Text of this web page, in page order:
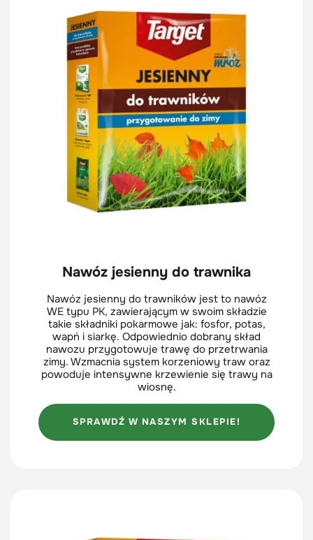
Nawóz jesienny do trawnika
Nawóz jesienny do trawników jest to nawóz
WE typu PK, zawierającym w swoim składzie
takie składniki pokarmowe jak: fosfor, potas,
wapń i siarkę. Odpowiednio dobrany skład
nawozu przygotowuje trawę do przetrwania
zimy. Wzmacnia system korzeniowy traw oraz
powoduje intensywne krzewienie się trawy na
wiosnę.
SPRAWDŹ W NASZYM SKLEPIE!